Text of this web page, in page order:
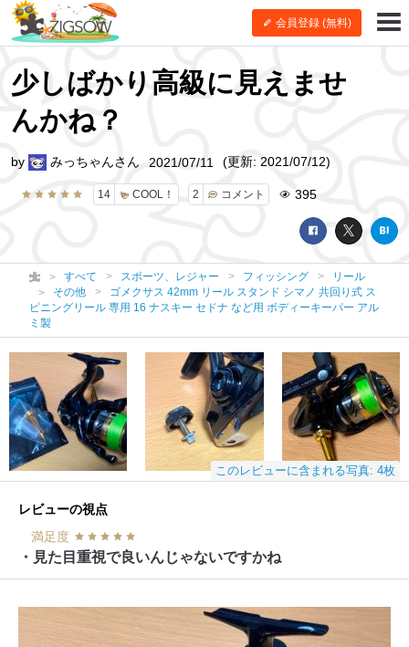
会員登録 (無料)
少しばかり高級に見えませ
んかね？
14 COOL！ 2 コメント 395
by みっちゃんさん 2021/07/11 (更新: 2021/07/12)
すべて スポーツ、レジャー フィッシング
リール
その他
ゴメクサス 42mm リール スタンド シマノ 共回り式 ス
ピニングリール 専用 16 ナスキー セドナ など用 ボディーキーパー アル
ミ製
このレビューに含まれる写真: 4枚
レビューの視点
満足度
・見た目重視で良いんじゃないですかね